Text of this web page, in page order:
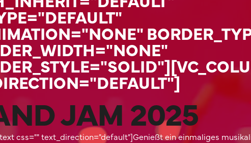
JAM 2025
css="" text_direction="default"]Genießt ein einmaliges